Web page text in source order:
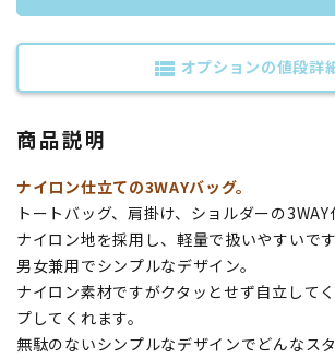
view_list オプションの値段詳
商品説明
ナイロン仕立ての3WAYバッグ。
トートバッグ、肩掛け、ショルダーの3WAY
ナイロン地を採用し、軽量で扱いやすいです
男女兼用でシンプルなデザイン。
ナイロン素材ですがクタッとせず自立して
プしてくれます。
無駄のないシンプルなデザインでどんなス